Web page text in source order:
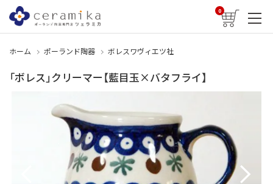
0
ホーム ポーランド陶器 ボレスワヴィエツ社
「ボレス」クリーマー【藍目玉×バタフライ】